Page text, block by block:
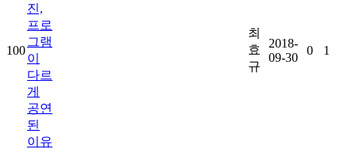
100
진,
프로
그램
이
다르
게
공연
된
이유
최
효
규
2018-
09-30
0 1